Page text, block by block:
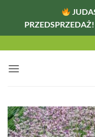
PRZEDSPRZEDAŻ!
zawartości